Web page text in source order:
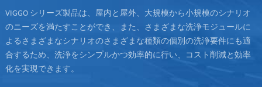
VIGGO シリーズ製品は、屋内と屋外、大規模から小規模のシナリオ
のニーズを満たすことができ、また、さまざまな洗浄モジュールに
よるさまざまなシナリオのさまざまな種類の個別の洗浄要件にも適
合するため、洗浄をシンプルかつ効率的に行い、コスト削減と効率
化を実現できます。